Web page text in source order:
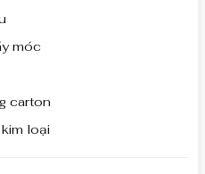
móc
carton
loại